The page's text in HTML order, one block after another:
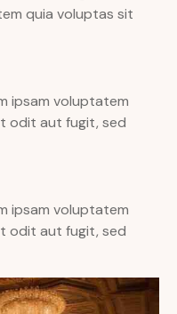
quia voluptas sit
ipsam voluptatem
odit aut fugit, sed
ipsam voluptatem
odit aut fugit, sed